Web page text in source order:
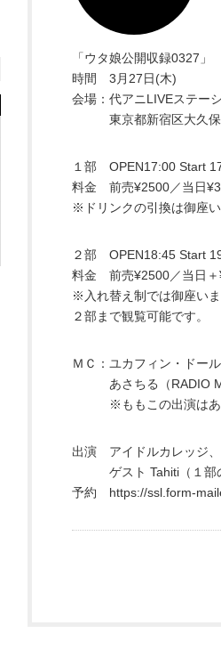
「ウタ娘公開収録0327」
時間 3月27日(木)
会場：代アニLIVEステー
東京都新宿区大久保
１部 OPEN17:00 Start
料金 前売¥2500／当日
※ドリンクの引換は御座
２部 OPEN18:45 Start
料金 前売¥2500／当日＋
※入れ替え制では御座い
２部まで観覧可能です。
ＭＣ：ユカフィン・ドー
あさちる（RADIO
※ももこの出演はあ
出演 アイドルカレッジ
ゲスト Tahiti（１部
予約 https://ssl.form-